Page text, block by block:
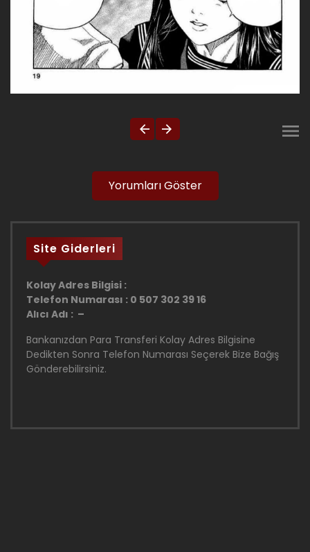
Yorumları Göster
Site Giderleri
Kolay Adres Bilgisi :
Telefon Numarası : 0 507 302 39 16
Alıcı Adı : –
Bankanızdan Para Transferi Kolay Adres Bilgisine
Dedikten Sonra Telefon Numarası Seçerek Bize Bağış
Gönderebilirsiniz.